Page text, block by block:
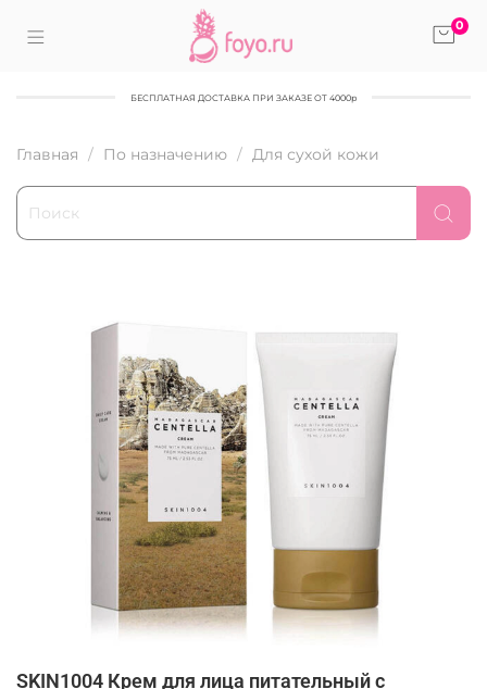
0
БЕСПЛАТНАЯ ДОСТАВКА ПРИ ЗАКАЗЕ ОТ 4000р
Главная По назначению Для сухой кожи
SKIN1004 Крем для лица питательный с